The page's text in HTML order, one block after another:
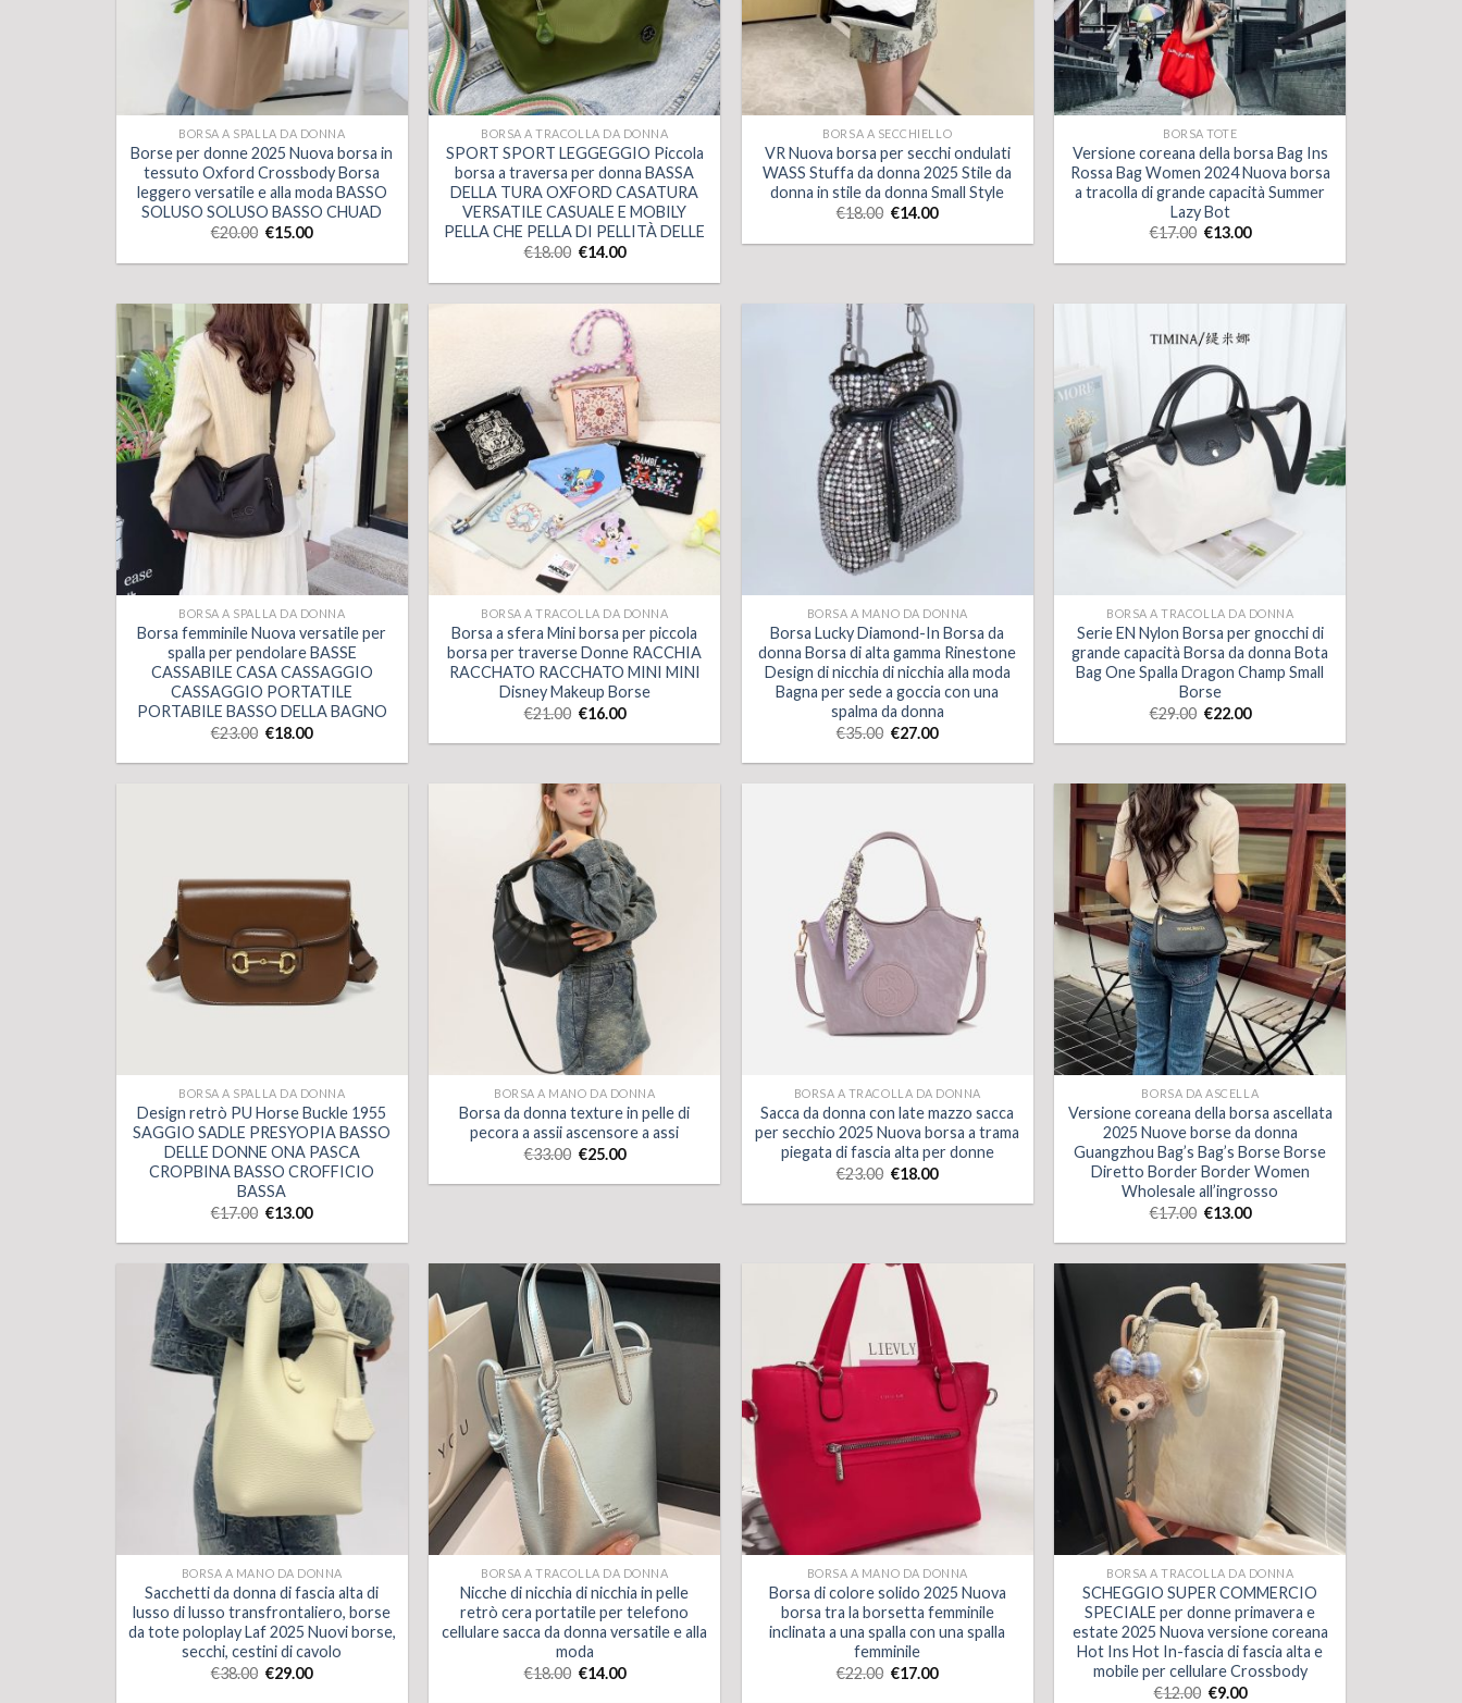
BORSA A SPALLA DA DONNA
Borse per donne 2025 Nuova borsa in
tessuto Oxford Crossbody Borsa
leggero versatile e alla moda BASSO
SOLUSO SOLUSO BASSO CHUAD
€20.00 €15.00
BORSA A TRACOLLA DA DONNA
SPORT SPORT LEGGEGGIO Piccola
borsa a traversa per donna BASSA
DELLA TURA OXFORD CASATURA
VERSATILE CASUALE E MOBILY
PELLA CHE PELLA DI PELLITÀ DELLE
€18.00 €14.00
BORSA A SECCHIELLO
VR Nuova borsa per secchi ondulati
WASS Stuffa da donna 2025 Stile da
donna in stile da donna Small Style
€18.00 €14.00
BORSA TOTE
Versione coreana della borsa Bag Ins
Rossa Bag Women 2024 Nuova borsa
a tracolla di grande capacità Summer
Lazy Bot
€17.00 €13.00
BORSA A SPALLA DA DONNA
Borsa femminile Nuova versatile per
spalla per pendolare BASSE
CASSABILE CASA CASSAGGIO
CASSAGGIO PORTATILE
PORTABILE BASSO DELLA BAGNO
€23.00 €18.00
BORSA A TRACOLLA DA DONNA
Borsa a sfera Mini borsa per piccola
borsa per traverse Donne RACCHIA
RACCHATO RACCHATO MINI MINI
Disney Makeup Borse
€21.00 €16.00
BORSA A MANO DA DONNA
Borsa Lucky Diamond-In Borsa da
donna Borsa di alta gamma Rinestone
Design di nicchia di nicchia alla moda
Bagna per sede a goccia con una
spalma da donna
€35.00 €27.00
BORSA A TRACOLLA DA DONNA
Serie EN Nylon Borsa per gnocchi di
grande capacità Borsa da donna Bota
Bag One Spalla Dragon Champ Small
Borse
€29.00 €22.00
BORSA A SPALLA DA DONNA
Design retrò PU Horse Buckle 1955
SAGGIO SADLE PRESYOPIA BASSO
DELLE DONNE ONA PASCA
CROPBINA BASSO CROFFICIO
BASSA
€17.00 €13.00
BORSA A MANO DA DONNA
Borsa da donna texture in pelle di
pecora a assii ascensore a assi
€33.00 €25.00
BORSA A TRACOLLA DA DONNA
Sacca da donna con late mazzo sacca
per secchio 2025 Nuova borsa a trama
piegata di fascia alta per donne
€23.00 €18.00
BORSA DA ASCELLA
Versione coreana della borsa ascellata
2025 Nuove borse da donna
Guangzhou Bag’s Bag’s Borse Borse
Diretto Border Border Women
Wholesale all’ingrosso
€17.00 €13.00
BORSA A MANO DA DONNA
Sacchetti da donna di fascia alta di
lusso di lusso transfrontaliero, borse
da tote poloplay Laf 2025 Nuovi borse,
secchi, cestini di cavolo
€38.00 €29.00
BORSA A TRACOLLA DA DONNA
Nicche di nicchia di nicchia in pelle
retrò cera portatile per telefono
cellulare sacca da donna versatile e alla
moda
€18.00 €14.00
BORSA A MANO DA DONNA
Borsa di colore solido 2025 Nuova
borsa tra la borsetta femminile
inclinata a una spalla con una spalla
femminile
€22.00 €17.00
BORSA A TRACOLLA DA DONNA
SCHEGGIO SUPER COMMERCIO
SPECIALE per donne primavera e
estate 2025 Nuova versione coreana
Hot Ins Hot In-fascia di fascia alta e
mobile per cellulare Crossbody
€12.00 €9.00